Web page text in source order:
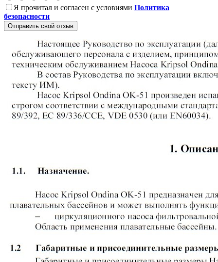
Я прочитал и согласен с условиями Политика
безопасности
Отправить свой отзыв